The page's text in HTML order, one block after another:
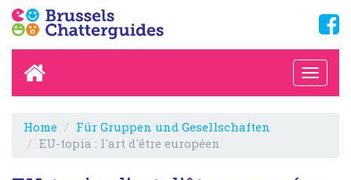
Home
Für Gruppen und Gesellschaften
EU-topia : l'art d'être européen